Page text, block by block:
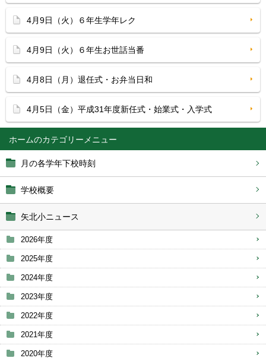
ホーム
月の各学年下校時刻
学校概要
矢北小ニュース
2026年度
2025年度
2024年度
2023年度
2022年度
2021年度
2020年度
4月9日（火）６年生学年レク
4月9日（火）６年生お世話当番
4月8日（月）退任式・お弁当日和
4月5日（金）平成31年度新任式・始業式・入学式